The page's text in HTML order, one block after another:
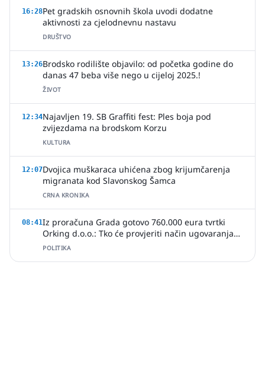
16:28Pet gradskih osnovnih škola uvodi dodatne
aktivnosti za cjelodnevnu nastavu
DRUŠTVO
13:26Brodsko rodilište objavilo: od početka godine do
danas 47 beba više nego u cijeloj 2025.!
ŽIVOT
12:34Najavljen 19. SB Graffiti fest: Ples boja pod
zvijezdama na brodskom Korzu
KULTURA
12:07Dvojica muškaraca uhićena zbog krijumčarenja
migranata kod Slavonskog Šamca
CRNA KRONIKA
08:41Iz proračuna Grada gotovo 760.000 eura tvrtki
Orking d.o.o.: Tko će provjeriti način ugovaranja
poslova?
POLITIKA